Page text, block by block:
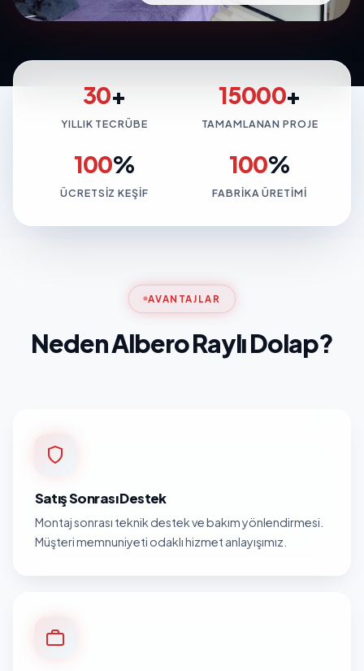
30+
YILLIK TECRÜBE
15000+
TAMAMLANAN PROJE
100%
ÜCRETSIZ KEŞIF
100%
FABRIKA ÜRETIMI
AVANTAJLAR
Neden Albero Raylı Dolap?
Satış Sonrası Destek
Montaj sonrası teknik destek ve bakım yönlendirmesi.
Müşteri memnuniyeti odaklı hizmet anlayışımız.